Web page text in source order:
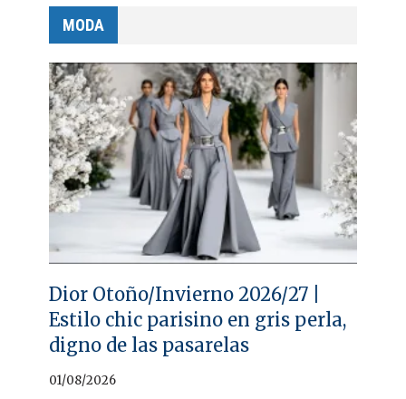
MODA
Dior Otoño/Invierno 2026/27 |
Estilo chic parisino en gris perla,
digno de las pasarelas
01/08/2026